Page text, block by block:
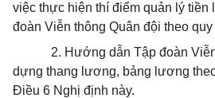
việc thực hiện thí điểm quản lý
đoàn Viễn thông Quân đội theo
2. Hướng dẫn Tập đoàn
dựng thang lương, bảng lương
Điều 6 Nghị định này.